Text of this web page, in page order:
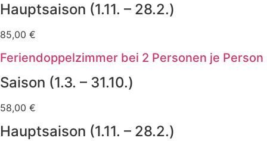
Hauptsaison (1.11. – 28.2.)
85,00 €
Feriendoppelzimmer bei 2 Personen je Person
Saison (1.3. – 31.10.)
58,00 €
Hauptsaison (1.11. – 28.2.)